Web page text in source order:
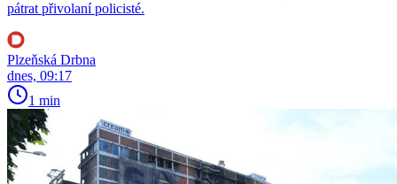
pátrat přivolaní policisté.
Plzeňská Drbna
dnes, 09:17
1 min